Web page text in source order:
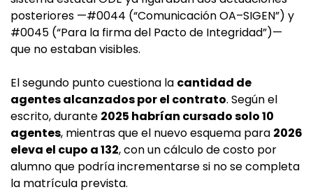
posteriores —#0044 (“Comunicación OA–SIGEN”) y
#0045 (“Para la firma del Pacto de Integridad”)—
que no estaban visibles.
El segundo punto cuestiona la cantidad de
agentes alcanzados por el contrato. Según el
escrito, durante 2025 habrían cursado solo 10
agentes, mientras que el nuevo esquema para 2026
eleva el cupo a 132, con un cálculo de costo por
alumno que podría incrementarse si no se completa
la matrícula prevista.